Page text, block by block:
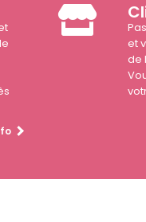
et
de